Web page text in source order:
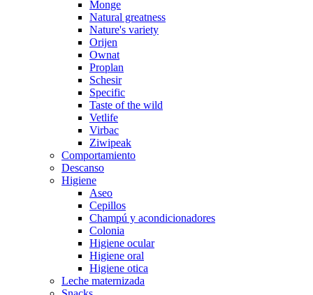
Monge
Natural greatness
Nature's variety
Orijen
Ownat
Proplan
Schesir
Specific
Taste of the wild
Vetlife
Virbac
Ziwipeak
Comportamiento
Descanso
Higiene
Aseo
Cepillos
Champú y acondicionadores
Colonia
Higiene ocular
Higiene oral
Higiene otica
Leche maternizada